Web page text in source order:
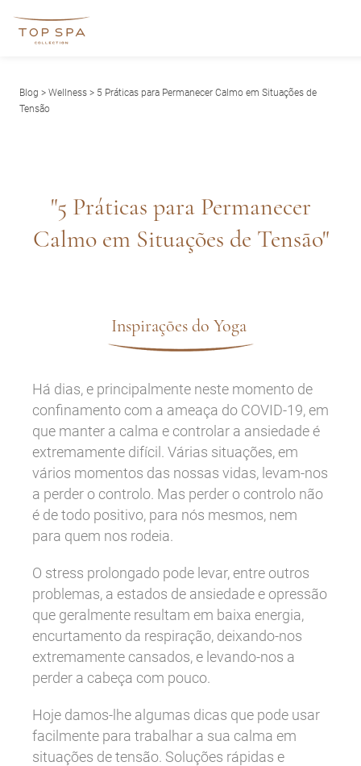
Blog > Wellness > 5 Práticas para Permanecer Calmo em Situações de
Tensão
"5 Práticas para Permanecer
Calmo em Situações de Tensão"
Inspirações do Yoga
Há dias, e principalmente neste momento de
confinamento com a ameaça do COVID-19, em
que manter a calma e controlar a ansiedade é
extremamente difícil. Várias situações, em
vários momentos das nossas vidas, levam-nos
a perder o controlo. Mas perder o controlo não
é de todo positivo, para nós mesmos, nem
para quem nos rodeia.
O stress prolongado pode levar, entre outros
problemas, a estados de ansiedade e opressão
que geralmente resultam em baixa energia,
encurtamento da respiração, deixando-nos
extremamente cansados, e levando-nos a
perder a cabeça com pouco.
Hoje damos-lhe algumas dicas que pode usar
facilmente para trabalhar a sua calma em
situações de tensão. Soluções rápidas e